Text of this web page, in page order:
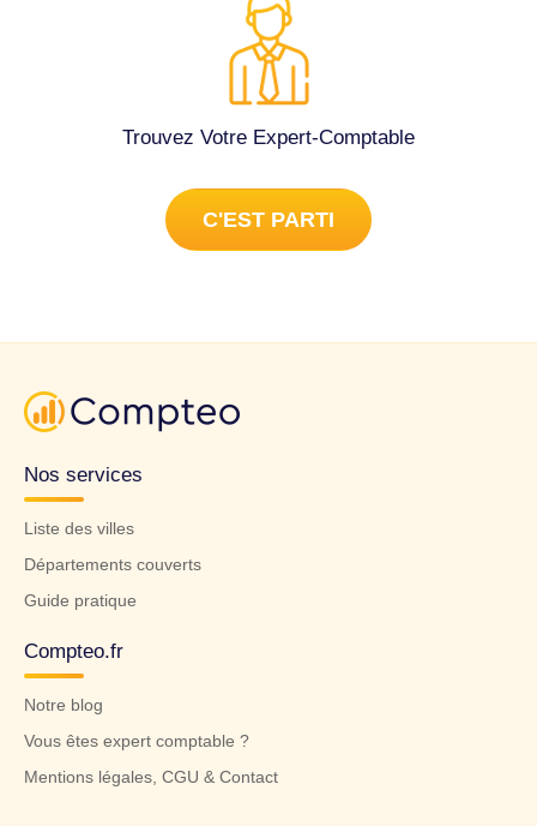
Trouvez Votre Expert-Comptable
C'EST PARTI
Nos services
Liste des villes
Départements couverts
Guide pratique
Compteo.fr
Notre blog
Vous êtes expert comptable ?
Mentions légales, CGU & Contact